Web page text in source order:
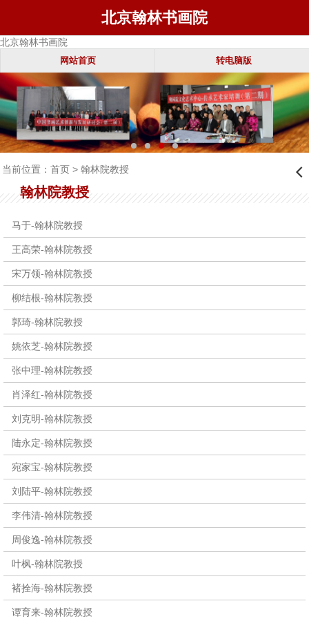
北京翰林书画院
北京翰林书画院
网站首页 转电脑版
当前位置： 首页> 翰林院教授 󰊒
翰林院教授
马于-翰林院教授
王高荣-翰林院教授
宋万领-翰林院教授
柳结根-翰林院教授
郭琦-翰林院教授
姚依芝-翰林院教授
张中理-翰林院教授
肖泽红-翰林院教授
刘克明-翰林院教授
陆永定-翰林院教授
宛家宝-翰林院教授
刘陆平-翰林院教授
李伟清-翰林院教授
周俊逸-翰林院教授
叶枫-翰林院教授
褚拴海-翰林院教授
谭育来-翰林院教授